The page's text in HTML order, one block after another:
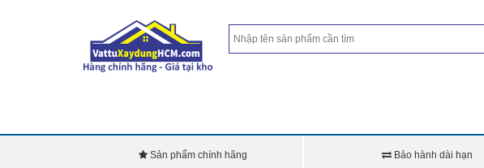
Sản phẩm chính hãng Bảo hành dài hạn